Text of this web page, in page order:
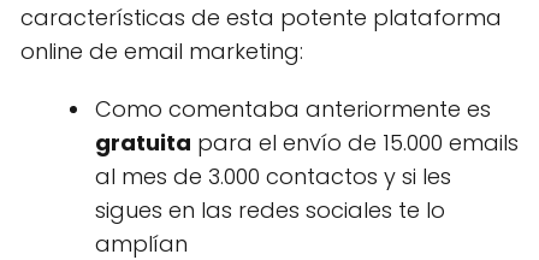
características de esta potente plataforma
online de email marketing:
Como comentaba anteriormente es
gratuita para el envío de 15.000 emails
al mes de 3.000 contactos y si les
sigues en las redes sociales te lo
amplían